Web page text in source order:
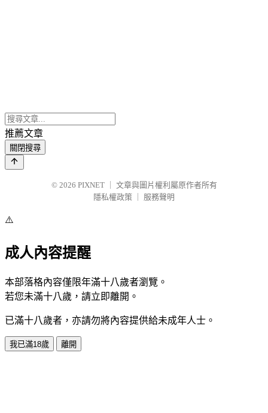
推薦文章
關閉搜尋
© 2026 PIXNET
文章與圖片權利屬原作者所有
隱私權政策
服務聲明
⚠️
成人內容提醒
本部落格內容僅限年滿十八歲者瀏覽。
若您未滿十八歲，請立即離開。
已滿十八歲者，亦請勿將內容提供給未成年人士。
我已滿18歲 離開